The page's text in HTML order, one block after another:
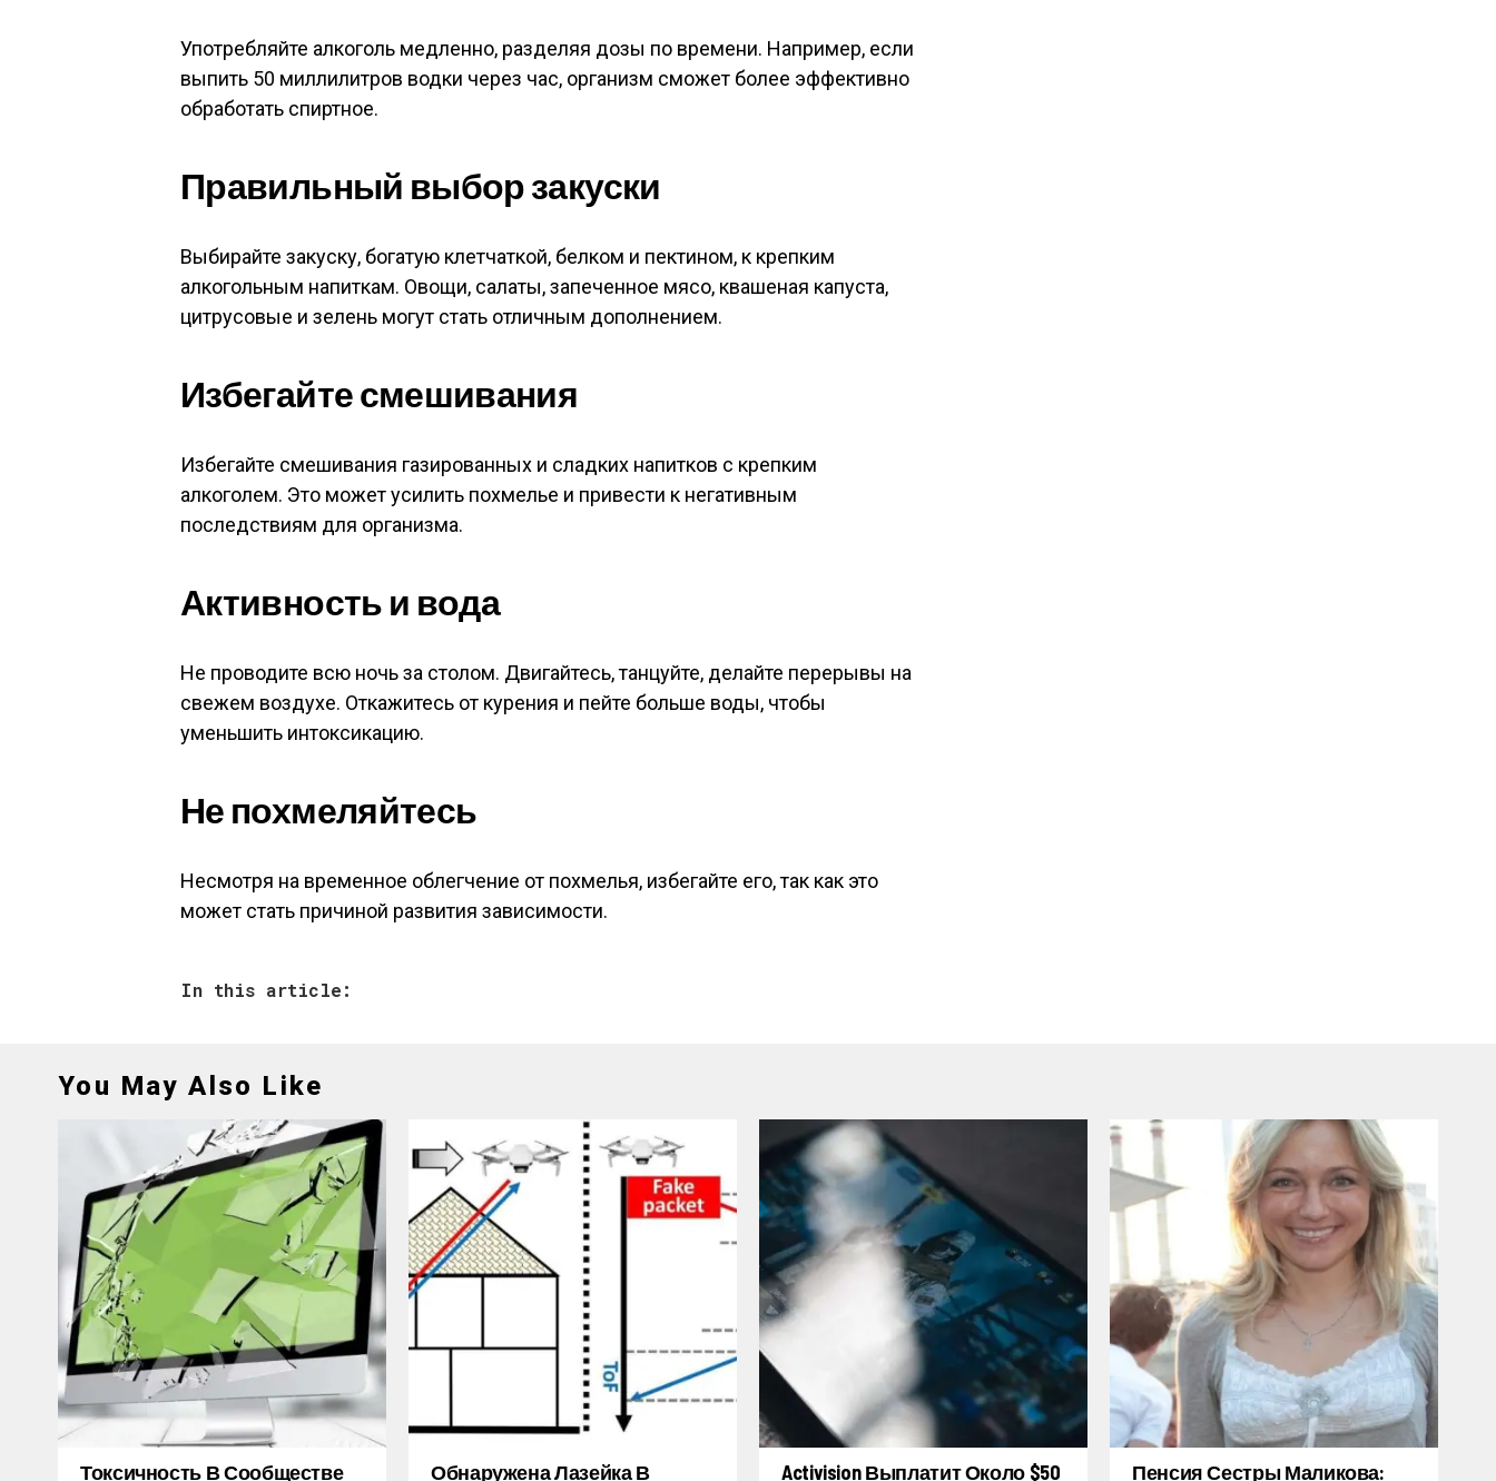
Употребляйте алкоголь медленно, разделяя дозы по времени. Например, если
выпить 50 миллилитров водки через час, организм сможет более эффективно
обработать спиртное.
Правильный выбор закуски
Выбирайте закуску, богатую клетчаткой, белком и пектином, к крепким
алкогольным напиткам. Овощи, салаты, запеченное мясо, квашеная капуста,
цитрусовые и зелень могут стать отличным дополнением.
Избегайте смешивания
Избегайте смешивания газированных и сладких напитков с крепким
алкоголем. Это может усилить похмелье и привести к негативным
последствиям для организма.
Активность и вода
Не проводите всю ночь за столом. Двигайтесь, танцуйте, делайте перерывы на
свежем воздухе. Откажитесь от курения и пейте больше воды, чтобы
уменьшить интоксикацию.
Не похмеляйтесь
Несмотря на временное облегчение от похмелья, избегайте его, так как это
может стать причиной развития зависимости.
In this article:
You May Also Like
Токсичность В Сообществе Обнаружена Лазейка В Activision Выплатит Около $50 Пенсия Сестры Маликова: